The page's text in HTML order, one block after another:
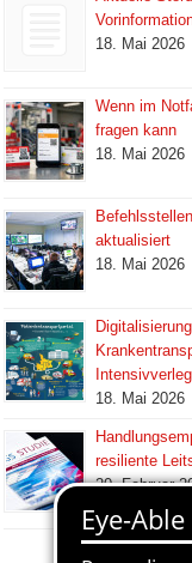
18. Mai 2026
Wenn im
fragen kann
18. Mai 2026
aktualisiert
18. Mai 2026
18. Mai 2026
resiliente
20. Februar